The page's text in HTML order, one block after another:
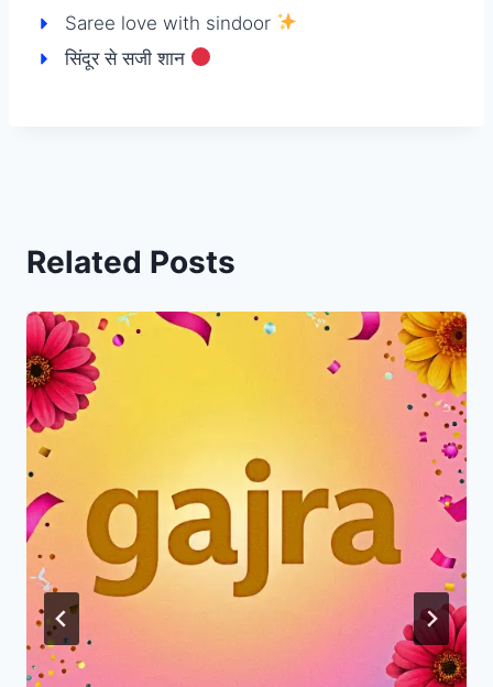
Saree love with sindoor
सिंदूर से सजी शान
Related Posts